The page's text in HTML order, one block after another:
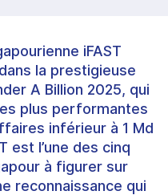
iFAST
la prestigieuse
A Billion 2025, qui
plus performantes
inférieur à 1 Md
est l’une des cinq
à figurer sur
reconnaissance qui